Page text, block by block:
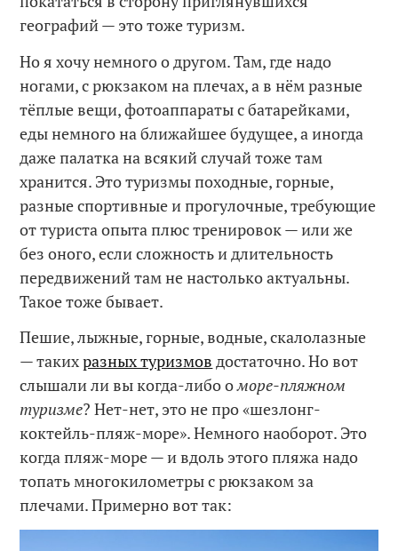
географий — это тоже туризм.
Но я хочу немного о другом. Там, где надо
ногами, с рюкзаком на плечах, а в нём разные
тёплые вещи, фотоаппараты с батарейками,
еды немного на ближайшее будущее, а иногда
даже палатка на всякий случай тоже там
хранится. Это туризмы походные, горные,
разные спортивные и прогулочные, требующие
от туриста опыта плюс тренировок — или же
без оного, если сложность и длительность
передвижений там не настолько актуальны.
Такое тоже бывает.
Пешие, лыжные, горные, водные, скалолазные
— такихразных туризмов достаточно. Но вот
слышали ли вы когда-либо оморе-пляжном
туризме? Нет-нет, это не про «шезлонг-
коктейль-пляж-море». Немного наоборот. Это
когда пляж-море — и вдоль этого пляжа надо
топать многокилометры с рюкзаком за
плечами. Примерно вот так: